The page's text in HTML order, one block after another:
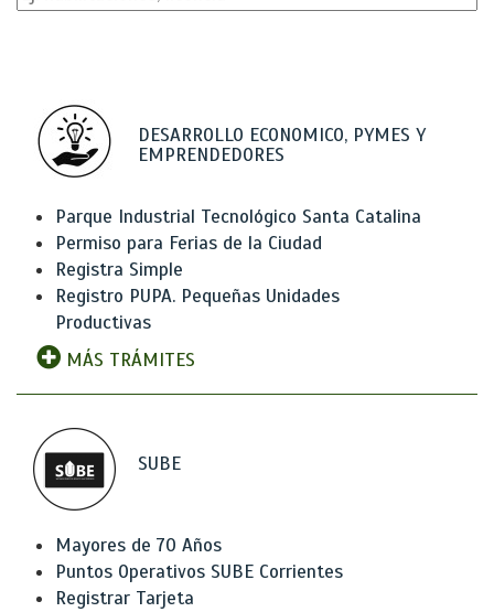
DESARROLLO ECONOMICO, PYMES Y
EMPRENDEDORES
Parque Industrial Tecnológico Santa Catalina
Permiso para Ferias de la Ciudad
Registra Simple
Registro PUPA. Pequeñas Unidades
Productivas
MÁS TRÁMITES
SUBE
Mayores de 70 Años
Puntos Operativos SUBE Corrientes
Registrar Tarjeta